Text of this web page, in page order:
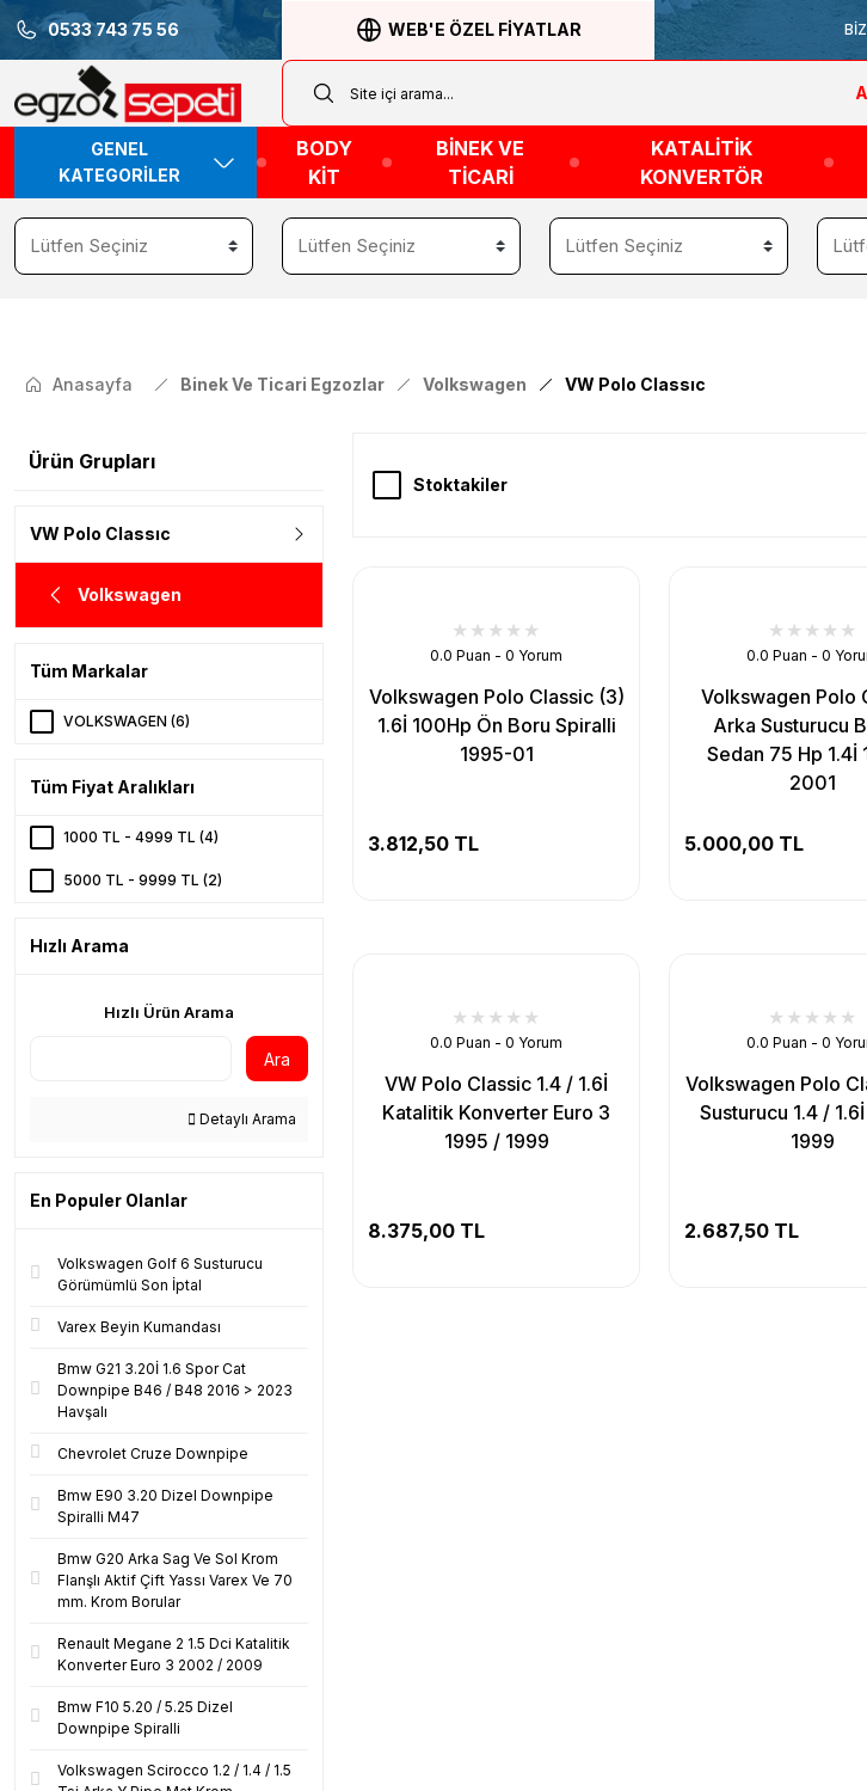
0533 743 75 56 WEB'E ÖZEL FİYATLAR
GENEL
KATEGORİLER
BODY
KİT
BİNEK VE
TİCARİ
KATALİTİK
KONVERTÖR
Anasayfa Binek Ve Ticari Egzozlar Volkswagen VW Polo Classıc
Ürün Grupları
VW Polo Classıc
Volkswagen
Tüm Markalar
VOLKSWAGEN (6)
Tüm Fiyat Aralıkları
1000 TL - 4999 TL (4)
5000 TL - 9999 TL (2)
Hızlı Arama
Hızlı Ürün Arama
Ara
Detaylı Arama
En Populer Olanlar
Volkswagen Golf 6 Susturucu
Görümümlü Son İptal
Varex Beyin Kumandası
Bmw G21 3.20İ 1.6 Spor Cat
Downpipe B46 / B48 2016 > 2023
Havşalı
Chevrolet Cruze Downpipe
Bmw E90 3.20 Dizel Downpipe
Spiralli M47
Bmw G20 Arka Sag Ve Sol Krom
Flanşlı Aktif Çift Yassı Varex Ve 70
mm. Krom Borular
Renault Megane 2 1.5 Dci Katalitik
Konverter Euro 3 2002 / 2009
Bmw F10 5.20 / 5.25 Dizel
Downpipe Spiralli
Volkswagen Scirocco 1.2 / 1.4 / 1.5
Stoktakiler
0.0 Puan - 0 Yorum
Volkswagen Polo Classic (3)
1.6İ 100Hp Ön Boru Spiralli
1995-01
3.812,50 TL
0.0 Puan - 0
Volkswagen Polo
Arka Susturucu
Sedan 75 Hp 1.4İ
2001
5.000,00 TL
0.0 Puan - 0 Yorum
VW Polo Classic 1.4 / 1.6İ
Katalitik Konverter Euro 3
1995 / 1999
8.375,00 TL
0.0 Puan - 0
Volkswagen Polo
Susturucu 1.4 /
1999
2.687,50 TL